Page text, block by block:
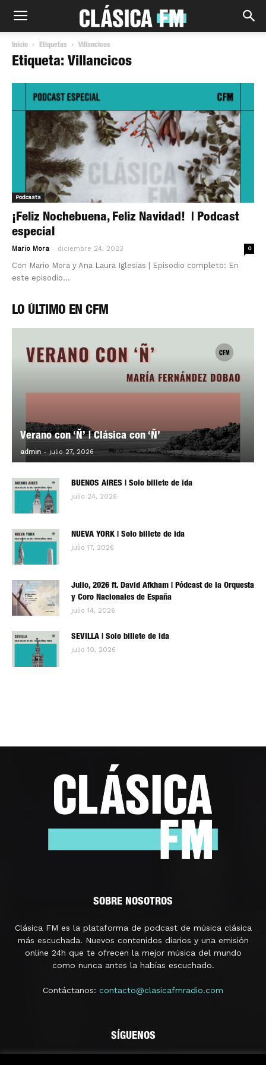
Inicio Etiquetas Villancicos
Etiqueta: Villancicos
Podcasts
¡Feliz Nochebuena, Feliz Navidad! | Podcast
especial
Mario Mora - diciembre 24, 2023 0
Con Mario Mora y Ana Laura Iglesias | Episodio completo: En
este episodio...
LO ÚLTIMO EN CFM
Verano con ‘Ñ’ | Clásica con ‘Ñ’
admin - julio 27, 2026 0
BUENOS AIRES | Solo billete de ida
julio 24, 2026
NUEVA YORK | Solo billete de ida
julio 17, 2026
Julio, 2026 ft. David Afkham | Pódcast de la Orquesta
y Coro Nacionales de España
julio 14, 2026
SEVILLA | Solo billete de ida
julio 10, 2026
SOBRE NOSOTROS
Clásica FM es la plataforma de podcast de música clásica
más escuchada. Nuevos contenidos diarios y una emisión
online 24h que te ofrecen la mejor música del mundo
como nunca antes la habías escuchado.
Contáctanos: contacto@clasicafmradio.com
SÍGUENOS